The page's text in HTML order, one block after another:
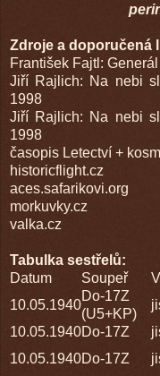
Zdroje a doporučená
František Fajtl:
Jiří Rajlich: Na nebi
1998
Jiří Rajlich: Na nebi
1998
časopis Letectví +
historicflight.cz
aces.safarikovi.org
morkuvky.cz
valka.cz
Tabulka sestřelů:
Datum
Soupeř
10.05.1940
Do-17Z
(U5+KP)
10.05.1940Do-17Z
10.05.1940Do-17Z